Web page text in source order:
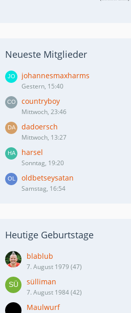
Neueste Mitglieder
johannesmaxharms
Gestern, 15:40
countryboy
Mittwoch, 23:46
dadoersch
Mittwoch, 13:27
harsel
Sonntag, 19:20
oldbetseysatan
Samstag, 16:54
Heutige Geburtstage
blablub
7. August 1979 (47)
sülliman
7. August 1984 (42)
Maulwurf